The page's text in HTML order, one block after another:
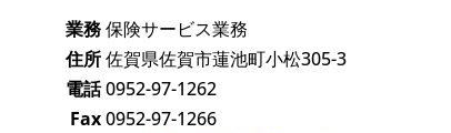
業務保険サービス業務
住所佐賀県佐賀市蓮池町小松305-3
電話0952-97-1262
Fax0952-97-1266